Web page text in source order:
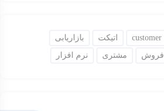
customer اتیکت
بازاریابی
فروش مشتری نرم افزار